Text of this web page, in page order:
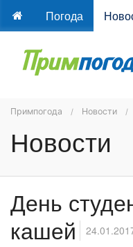
Погода
Примпогода Новости
Новости
День
кашей